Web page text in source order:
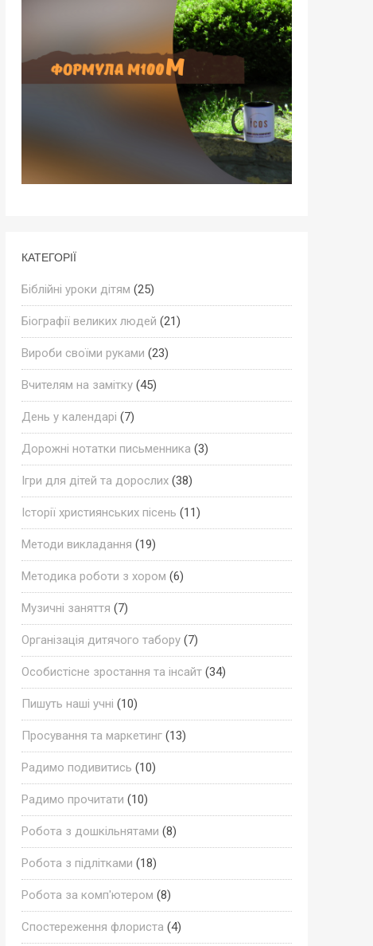
КАТЕГОРІЇ
Біблійні уроки дітям (25)
Біографії великих людей (21)
Вироби своїми руками (23)
Вчителям на замітку(45)
День у календарі (7)
Дорожні нотатки письменника (3)
Ігри для дітей та дорослих(38)
Історії християнських пісень (11)
Методи викладання (19)
Методика роботи з хором (6)
Музичні заняття (7)
Організація дитячого табору(7)
Особистісне зростання та інсайт(34)
Пишуть наші учні (10)
Просування та маркетинг(13)
Радимо подивитись (10)
Радимо прочитати (10)
Робота з дошкільнятами (8)
Робота з підлітками (18)
Робота за комп'ютером (8)
Спостереження флориста (4)